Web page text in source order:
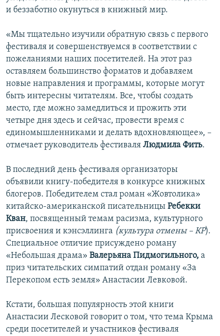
и беззаботно окунуться в книжный мир.
«Мы тщательно изучили обратную связь с первого
фестиваля и совершенствуемся в соответствии с
пожеланиями наших посетителей. На этот раз
оставляем большинство форматов и добавляем
новые направления и программы, которые могут
быть интересны читателям. Все, чтобы создать
место, где можно замедлиться и прожить эти
четыре дня здесь и сейчас, провести время с
единомышленниками и делать вдохновляющее», –
отмечает руководитель фестиваля Людмила Фить.
В последний день фестиваля организаторы
объявили книгу-победителя в конкурсе книжных
блогеров. Победителем стал роман «Жовтолика»
китайско-американской писательницы Ребекки
Кван, посвященный темам расизма, культурного
присвоения и кэнсэллинга (культура отмены – КР).
Специальное отличие присуждено роману
«Небольшая драма» Валерьяна Пидмогильного, а
приз читательских симпатий отдан роману «За
Перекопом есть земля» Анастасии Левковой.
Кстати, большая популярность этой книги
Анастасии Лесковой говорит о том, что тема Крыма
среди посетителей и участников фестиваля